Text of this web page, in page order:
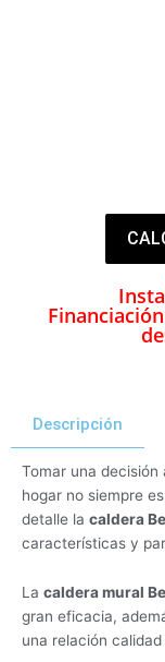
Descripción
Tomar una
hogar no siempre
detalle la caldera
características y
La caldera mural
gran eficacia,
una relación